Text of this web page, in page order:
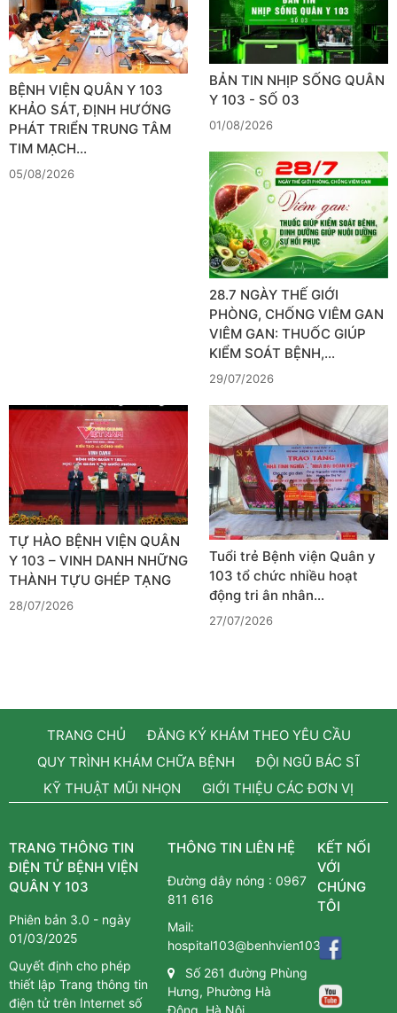
BỆNH VIỆN QUÂN Y 103
KHẢO SÁT, ĐỊNH HƯỚNG
PHÁT TRIỂN TRUNG TÂM
TIM MẠCH…
05/08/2026
BẢN TIN NHỊP SỐNG QUÂN
Y 103 - SỐ 03
01/08/2026
28.7 NGÀY THẾ GIỚI
PHÒNG, CHỐNG VIÊM GAN
VIÊM GAN: THUỐC GIÚP
KIỂM SOÁT BỆNH,…
29/07/2026
TỰ HÀO BỆNH VIỆN QUÂN
Y 103 – VINH DANH NHỮNG
THÀNH TỰU GHÉP TẠNG
28/07/2026
Tuổi trẻ Bệnh viện Quân y
103 tổ chức nhiều hoạt
động tri ân nhân…
27/07/2026
TRANG CHỦ
ĐĂNG KÝ KHÁM THEO YÊU CẦU
QUY TRÌNH KHÁM CHỮA BỆNH
ĐỘI NGŨ BÁC SĨ
KỸ THUẬT MŨI NHỌN
GIỚI THIỆU CÁC ĐƠN VỊ
TRANG THÔNG TIN
ĐIỆN TỬ BỆNH VIỆN
QUÂN Y 103
Phiên bản 3.0 - ngày
01/03/2025
Quyết định cho phép
thiết lập Trang thông tin
điện tử trên Internet số
THÔNG TIN LIÊN HỆ
Đường dây nóng :0967
811 616
Mail:
hospital103@benhvien103.vn
Số 261 đường Phùng
Hưng, Phường Hà
Đông, Hà Nội
KẾT NỐI
VỚI
CHÚNG
TÔI